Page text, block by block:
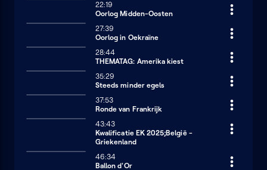
22:19
Oorlog Midden-Oosten
27:39
Oorlog in Oekraïne
28:44
THEMATAG: Amerika kiest
35:29
Steeds minder egels
37:53
Ronde van Frankrijk
43:43
Kwalificatie EK 2025;België -
Griekenland
46:34
Ballon d'Or